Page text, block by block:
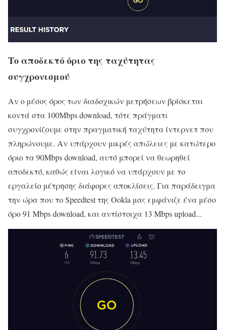
Το αποδεκτό όριο της ταχύτητας
συγχρονισμού
Αν ο μέσος όρος των διαδοχικών μετρήσεων βρίσκεται
κοντά στα 100Mbps download, τότε πράγματι
συγχρονίζουμε στην πραγματική ταχύτητα ίντερνετ που
πληρώνουμε. Αν υπάρχουν μικρές απώλειες με κατώτερο
όριο τα 90Mbps download, αυτό μπορεί να θεωρηθεί
αποδεκτό, καθώς είναι λογικό να υπάρχουν με το
εργαλείο μέτρησης διάφορες αποκλίσεις. Για παράδειγμα
την ώρα που το Speedtest της Ookla μας εμφάνιζε ένα μέσο
όρο 91 Mbps download, και αντίστοιχα 13 Mbps upload...